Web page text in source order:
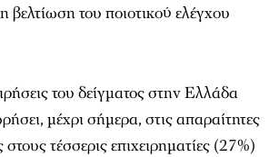
του ποιοτικού ελέγχου
του δείγματος στην Ελλάδα
μέχρι σήμερα, στις απαραίτητες
τέσσερις επιχειρηματίες (27%)